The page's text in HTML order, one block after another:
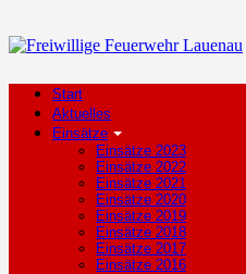
Start
Aktuelles
Einsätze
Einsätze 2023
Einsätze 2022
Einsätze 2021
Einsätze 2020
Einsätze 2019
Einsätze 2018
Einsätze 2017
Einsätze 2016